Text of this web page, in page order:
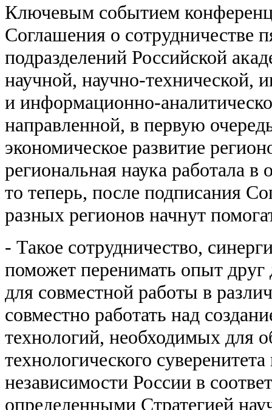
Ключевым событием
Соглашения о сотрудничестве
подразделений Российской
научной, научно-технической,
и информационно-
направленной, в первую
экономическое развитие
региональная наука работала
то теперь, после подписания
разных регионов начнут
- Такое сотрудничество,
поможет перенимать опыт друг
для совместной работы в
совместно работать над
технологий, необходимых для
технологического
независимости России в
определенными Стратегией